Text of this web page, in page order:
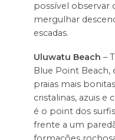
possível observar
mergulhar
escadas.
Uluwatu Beach –
Blue Point Beach,
praias mais
cristalinas, azuis e
é o point dos
frente a um